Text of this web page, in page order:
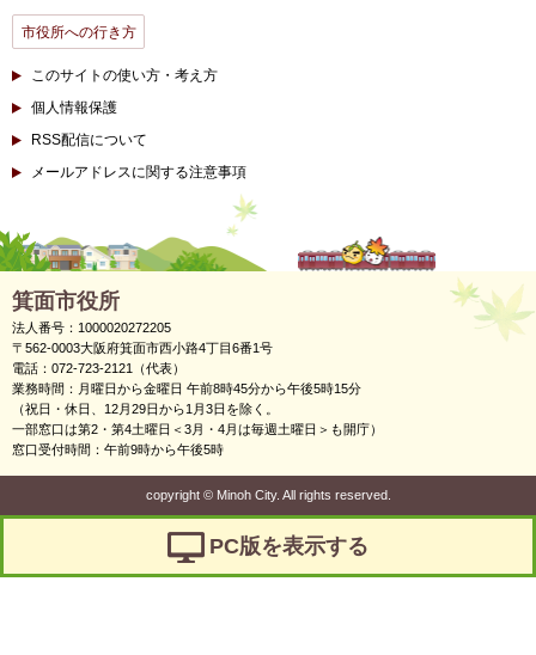
市役所への行き方
このサイトの使い方・考え方
個人情報保護
RSS配信について
メールアドレスに関する注意事項
箕面市役所
法人番号：1000020272205
〒562-0003大阪府箕面市西小路4丁目6番1号
電話：072-723-2121（代表）
業務時間：月曜日から金曜日 午前8時45分から午後5時15分
（祝日・休日、12月29日から1月3日を除く。
一部窓口は第2・第4土曜日＜3月・4月は毎週土曜日＞も開庁）
窓口受付時間：午前9時から午後5時
copyright ©Minoh City. All rights reserved.
PC版を表示する